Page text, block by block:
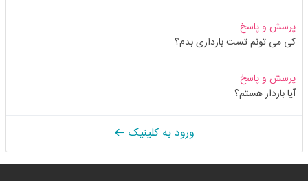
پرسش و پاسخ
کی می تونم تست بارداری بدم؟
پرسش و پاسخ
آیا باردار هستم؟
ورود به کلینیک